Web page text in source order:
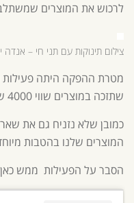
לרכוש את המוצרים
צילום תינוקות עם תני חי – אנדה
שתזכה במוצרים שווי 4000 ש"ח.
כמובן שלא נזניח גם את
המוצרים שלנו בהטבות
הסבר על הפעילות ממש כאן